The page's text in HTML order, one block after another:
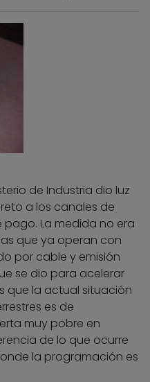
de Industria dio luz
a los canales de
La medida no era
que ya operan con
por cable y emisión
se dio para acelerar
que la actual situación
es de
muy pobre en
de lo que ocurre
la programación es